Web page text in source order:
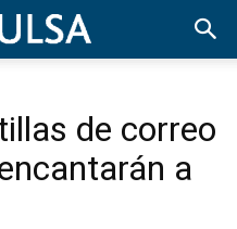
de correo
a